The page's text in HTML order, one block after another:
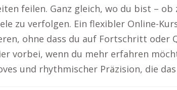
feilen. Ganz gleich, wo du bist –
zu verfolgen. Ein flexibler Online-
ohne dass du auf Fortschritt oder
vorbei, wenn du mehr erfahren
und rhythmischer Präzision, die